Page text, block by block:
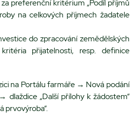
preferenční kritérium „Podíl příjmů
na celkových příjmech žadatele
do zpracování zemědělských
přijatelnosti, resp. definice
na Portálu farmáře → Nová podání
dlaždice „Další přílohy k žádostem“
prvovýroba“.